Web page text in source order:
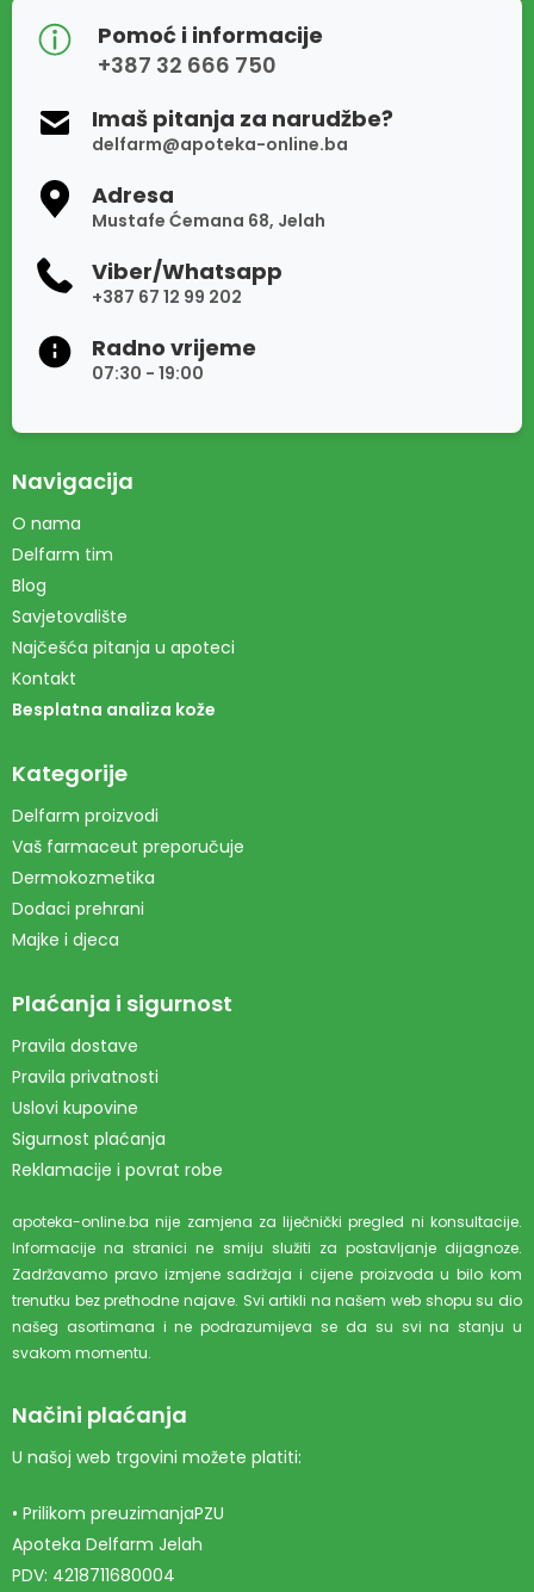
Pomoć i informacije
+387 32 666 750
Imaš pitanja za narudžbe?
delfarm@apoteka-online.ba
Adresa
Mustafe Ćemana 68, Jelah
Viber/Whatsapp
+387 67 12 99 202
Radno vrijeme
07:30 - 19:00
Navigacija
O nama
Delfarm tim
Blog
Savjetovalište
Najčešća pitanja u apoteci
Kontakt
Besplatna analiza kože
Kategorije
Delfarm proizvodi
Vaš farmaceut preporučuje
Dermokozmetika
Dodaci prehrani
Majke i djeca
Plaćanja i sigurnost
Pravila dostave
Pravila privatnosti
Uslovi kupovine
Sigurnost plaćanja
Reklamacije i povrat robe
apoteka-online.ba nije zamjena za liječnički pregled ni konsultacije.
Informacije na stranici ne smiju služiti za postavljanje dijagnoze.
Zadržavamo pravo izmjene sadržaja i cijene proizvoda u bilo kom
trenutku bez prethodne najave. Svi artikli na našem web shopu su dio
našeg asortimana i ne podrazumijeva se da su svi na stanju u
svakom momentu.
Načini plaćanja
U našoj web trgovini možete platiti:
• Prilikom preuzimanjaPZU
Apoteka Delfarm Jelah
PDV: 4218711680004